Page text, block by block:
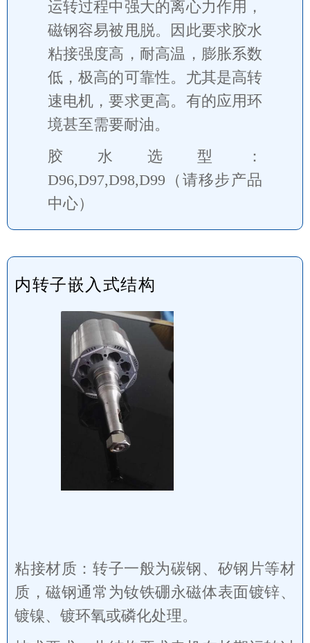
运转过程中强大的离心力作用，
磁钢容易被甩脱。因此要求胶水
粘接强度高，耐高温，膨胀系数
低，极高的可靠性。尤其是高转
速电机，要求更高。有的应用环
境甚至需要耐油。
胶水选型：
D96,D97,D98,D99（请移步产品
中心）
内转子嵌入式结构
粘接材质：转子一般为碳钢、矽钢片等材
质，磁钢通常为钕铁硼永磁体表面镀锌、
镀镍、镀环氧或磷化处理。